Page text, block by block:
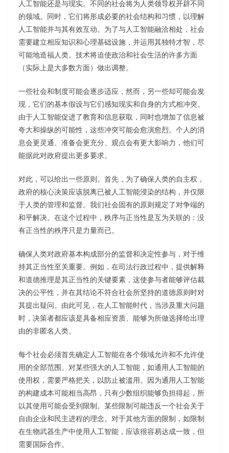
人工智能还是与现实。不同的社会将为人类领导权开辟不同
的领域。同时，它们将形成必要的社会结构和习惯，以理解
人工智能并与其有效互动。为了与人工智能融洽相处，社会
需要建立相应知识和心理基础设施，并运用其独特才智，尽
可能地造福人类。技术将迫使政治和社会生活的许多方面
（实际上是大多数方面）做出调整。
一些社会和制度可能会逐步适应，然而，另一些却可能会发
现，它们的基本假设与它们感知现实和自身的方式相冲突。
由于人工智能促进了教育和信息获取，同时也增加了信息被
夸大和操纵的可能性，这些冲突可能会愈演愈烈。个人的消
息会更灵通、准备会更充分、观点会有更大影响力，他们可
能据此对政府提出更多要求。
对此，可以给出一些原则。首先，为了确保人类的自主权，
政府的核心决策应该脱离已被人工智能浸染的结构，并仅限
于人类的管理和监督。我们社会固有的原则规定了对争端的
和平解决。在这个过程中，秩序与正当性是互为关联的：没
有正当性的秩序只是力量而已。
确保人类对政府基本构成部分的监督和决定性参与，对于维
持其正当性至关重要。例如，在司法行政过程中，提供解释
和道德推理是其正当性的关键要素，这使参与者能够评估裁
决的公平性，并在其结论不符合社会所坚持的道德原则时对
其提出疑问。由此可见，在人工智能时代，当涉及重大问题
时，决策者都应该是具备相应资质、能够为所做选择给出理
由的非匿名人类。
每个社会必须首先确定人工智能在各个领域允许和不允许使
用的全部范围。对某些强大的人工智能，如通用人工智能的
使用权，需要严格把关，以防止被滥用。因为通用人工智能
的构建成本可能相当高昂，只有少数组织能够负担得起，所
以其使用可能会受到限制。某些限制可能违反一个社会关于
自由企业和民主进程的理念。对于其他方面的限制，如限制
在生物武器生产中使用人工智能，应该很容易达成一致，但
需要国际合作。